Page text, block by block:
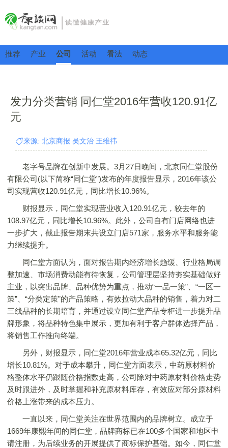
推荐 产业 公司 活动 看法 动态
发力分类营销 同仁堂2016年营收120.91亿
元
来源: 北京商报 吴文治 王维祎
老字号品牌在创新中发展。3月27日晚间，北京同仁堂股份
有限公司(以下简称“同仁堂”)发布的年度报告显示，2016年该公
司实现营收120.91亿元，同比增长10.96%。
财报显示，同仁堂实现营业收入120.91亿元，较去年的
108.97亿元，同比增长10.96%。此外，公司自有门店网络也进
一步扩大，截止报告期末共设立门店571家，服务水平和服务能
力继续提升。
同仁堂方面认为，面对报告期内经济增长趋缓、行业格局调
整加速、市场消费动能有待恢复，公司管理层坚持夯实基础做好
主业，以突出品牌、品种优势为重点，推动“一品一策”、“一区一
策”、“分类定策”的产品策略，有效拉动大品种的销售，着力对二
三线品种的长期培育，并通过设立同仁堂产品专柜进一步提升品
牌形象，将品种特色集中展示，更加有利于客户群体选择产品，
将销售工作推向终端。
另外，财报显示，同仁堂2016年营业成本65.32亿元，同比
增长10.81%。对于成本攀升，同仁堂方面表示，中药原材料价
格整体水平仍跟随价格指数走高，公司除对中药原材料价格走势
及时跟进外，及时掌握和补充原材料库存，有效应对部分原材料
价格上涨带来的成本压力。
一直以来，同仁堂关注在世界范围内的品牌树立。成立于
1669年康熙年间的同仁堂，品牌商标已在100多个国家和地区申
请注册，为后续业务的开展提供了商标保护基础。如今，同仁堂